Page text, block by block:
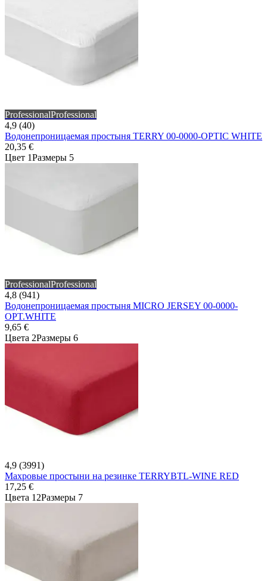
ProfessionalProfessional
4,9 (40)
Водонепроницаемая простыня TERRY 00-0000-OPTIC WHITE
20,35 €
Цвет 1Размеры 5
ProfessionalProfessional
4,8 (941)
Водонепроницаемая простыня MICRO JERSEY 00-0000-
OPT.WHITE
9,65 €
Цвета 2Размеры 6
4,9 (3991)
Махровые простыни на резинке TERRYBTL-WINE RED
17,25 €
Цвета 12Размеры 7